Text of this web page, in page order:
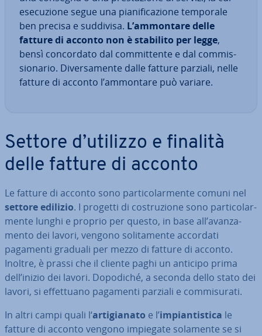
ese­cu­zio­ne segue una pia­ni­fi­ca­zio­ne temporale
ben precisa e suddivisa. L’ammontare delle
fatture di acconto non è stabilito per legge,
bensì con­cor­da­to dal com­mit­ten­te e dal com­mis­
sio­na­rio. Di­ver­sa­men­te dalle fatture parziali, nelle
fatture di acconto l’ammontare può variare.
Settore d’utilizzo e finalità
delle fatture di acconto
Le fatture di acconto sono par­ti­co­lar­men­te comuni nel
settore edilizio. I progetti di co­stru­zio­ne sono par­ti­co­lar­
men­te lunghi e proprio per questo, in base all’avan­za­
men­to dei lavori, vengono so­li­ta­men­te accordati
pagamenti graduali per mezzo di fatture di acconto.
Inoltre, è prassi che il cliente paghi un anticipo prima
dell’inizio dei lavori. Dopodiché, a seconda dello stato dei
lavori, si ef­fet­tua­no pagamenti parziali e com­mi­su­ra­ti.
In altri campi quali l‘ar­ti­gia­na­to e l’im­pian­ti­sti­ca le
fatture di acconto vengono impiegate solamente se si